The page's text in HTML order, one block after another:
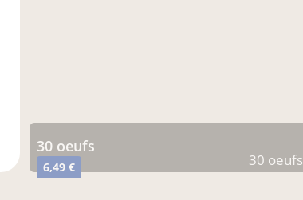
30 oeufs
6,49 € 30 oeufs